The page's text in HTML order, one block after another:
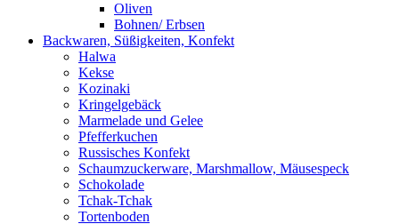
Oliven
Bohnen/ Erbsen
Backwaren, Süßigkeiten, Konfekt
Halwa
Kekse
Kozinaki
Kringelgebäck
Marmelade und Gelee
Pfefferkuchen
Russisches Konfekt
Schaumzuckerware, Marshmallow, Mäusespeck
Schokolade
Tchak-Tchak
Tortenboden